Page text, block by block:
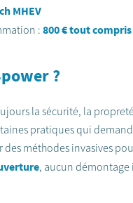
MHEV
:800 € tout compris
?
la sécurité, la
pratiques qui
des méthodes invasives
, aucun démontage